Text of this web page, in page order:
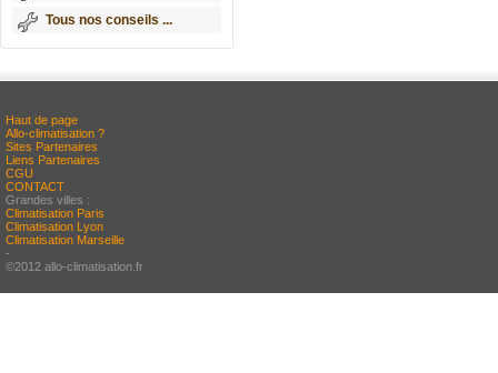
Tous nos conseils ...
Haut de page
Allo-climatisation ?
Sites Partenaires
Liens Partenaires
CGU
CONTACT
Grandes villes :
Climatisation Paris
Climatisation Lyon
Climatisation Marseille
-
©2012 allo-climatisation.fr